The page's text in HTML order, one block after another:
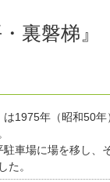
裏磐梯』
1975年（昭和50年
車場に場を移し、
た。